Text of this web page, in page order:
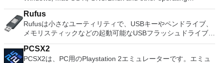
ィションのサイズ変更/移動システムドライブを拡張するディ
スクとパーティションをコピーパーティションをマージ分割パ
ーティション空き領域を再分配するダイナミックディスクの変
換パーティションを回復する
systems. You can use Audacity to: Record live audio. Convert
tapes and records into digital recordings or CDs. Edit Ogg
Vorbis, MP3, WAV or AIFF sound files. Cut, copy, splice or mix
sounds together. Change the speed or pitch of a recording.
Add new effects with LADSPA plug-ins. And more!
Rufus
Rufusは小さなユーティリティで、USBキーやペンドライブ、
メモリスティックなどの起動可能なUSBフラッシュドライブを
フォーマットおよび作成できます。 Rufusは、次のシナリオで
役立ちます。 Windows、Linux、およびUEFI用の起動可能な
ISOからUSBインストールメディアを作成する必要がある場
PCSX2
PCSX2は、PC用のPlaystation 2エミュレーターです。エミュ